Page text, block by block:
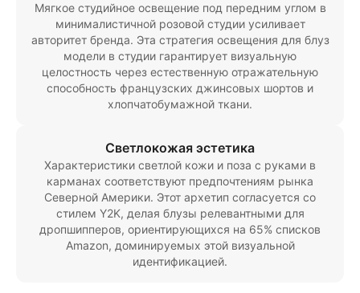
Мягкое студийное освещение под передним углом в
минималистичной розовой студии усиливает
авторитет бренда. Эта стратегия освещения для блуз
модели в студии гарантирует визуальную
целостность через естественную отражательную
способность французских джинсовых шортов и
хлопчатобумажной ткани.
Светлокожая эстетика
Характеристики светлой кожи и поза с руками в
карманах соответствуют предпочтениям рынка
Северной Америки. Этот архетип согласуется со
стилем Y2K, делая блузы релевантными для
дропшипперов, ориентирующихся на 65% списков
Amazon, доминируемых этой визуальной
идентификацией.